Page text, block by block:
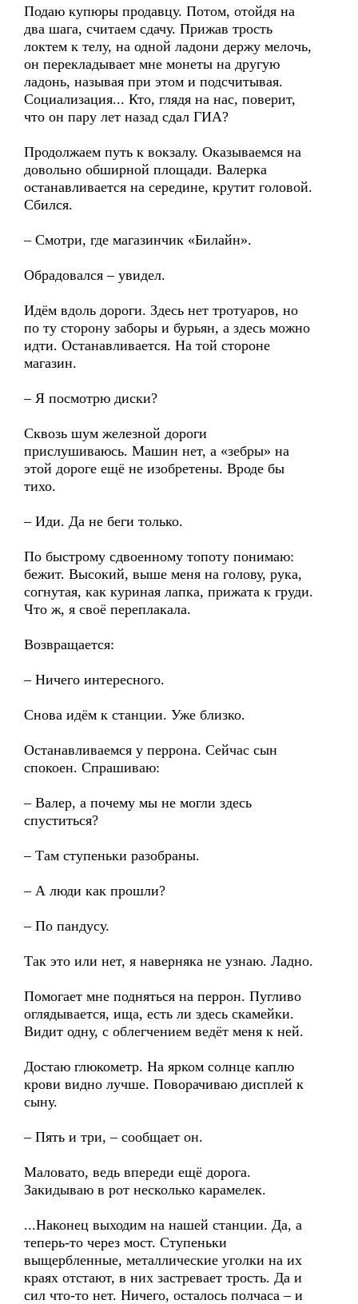
Подаю купюры продавцу. Потом, отойдя на
два шага, считаем сдачу. Прижав трость
локтем к телу, на одной ладони держу мелочь,
он перекладывает мне монеты на другую
ладонь, называя при этом и подсчитывая.
Социализация... Кто, глядя на нас, поверит,
что он пару лет назад сдал ГИА?
Продолжаем путь к вокзалу. Оказываемся на
довольно обширной площади. Валерка
останавливается на середине, крутит головой.
Сбился.
– Смотри, где магазинчик «Билайн».
Обрадовался – увидел.
Идём вдоль дороги. Здесь нет тротуаров, но
по ту сторону заборы и бурьян, а здесь можно
идти. Останавливается. На той стороне
магазин.
– Я посмотрю диски?
Сквозь шум железной дороги
прислушиваюсь. Машин нет, а «зебры» на
этой дороге ещё не изобретены. Вроде бы
тихо.
– Иди. Да не беги только.
По быстрому сдвоенному топоту понимаю:
бежит. Высокий, выше меня на голову, рука,
согнутая, как куриная лапка, прижата к груди.
Что ж, я своё переплакала.
Возвращается:
– Ничего интересного.
Снова идём к станции. Уже близко.
Останавливаемся у перрона. Сейчас сын
спокоен. Спрашиваю:
– Валер, а почему мы не могли здесь
спуститься?
– Там ступеньки разобраны.
– А люди как прошли?
– По пандусу.
Так это или нет, я наверняка не узнаю. Ладно.
Помогает мне подняться на перрон. Пугливо
оглядывается, ища, есть ли здесь скамейки.
Видит одну, с облегчением ведёт меня к ней.
Достаю глюкометр. На ярком солнце каплю
крови видно лучше. Поворачиваю дисплей к
сыну.
– Пять и три, – сообщает он.
Маловато, ведь впереди ещё дорога.
Закидываю в рот несколько карамелек.
...Наконец выходим на нашей станции. Да, а
теперь-то через мост. Ступеньки
выщербленные, металлические уголки на их
краях отстают, в них застревает трость. Да и
сил что-то нет. Ничего, осталось полчаса – и